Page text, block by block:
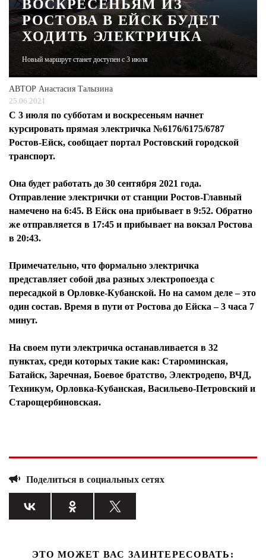
ЖУРНАЛ
ВОСКРЕСЕНЬЯМ ИЗ
РОСТОВА В ЕЙСК БУДЕТ
ХОДИТЬ ЭЛЕКТРИЧКА
Новый маршрут станет доступен с 3 июля
АВТОР Анастасия Талызина
25.06.2021
С 3 июля по субботам и воскресеньям начнет
курсировать прямая электричка №6176/6175/6787
Ростов-Ейск, сообщает портал Ростовский городской
транспорт.
Она будет работать до 30 сентября 2021 года.
Отправление электрички от станции Ростов-Главный
намечено на 6:45. В Ейск она прибывает в 9:52. Обратно
же отправляется в 17:45 и прибывает на вокзал Ростова
в 20:43.
Примечательно, что формально электричка
представляет собой два разных электропоезда с
пересадкой в Орловке-Кубанской. Но на самом деле – это
один состав. Время в пути от Ростова до Ейска – 3 часа 7
минут.
На своем пути электричка останавливается в 32
пунктах, среди которых такие как: Староминская,
Батайск, Заречная, Боевое братство, Электродепо, ВЧД,
Техникум, Орловка-Кубанская, Васильево-Петровский и
Старощербиновская.
Поделиться в социальных сетях
ЭТО МОЖЕТ ВАС ЗАИНТЕРЕСОВАТЬ: